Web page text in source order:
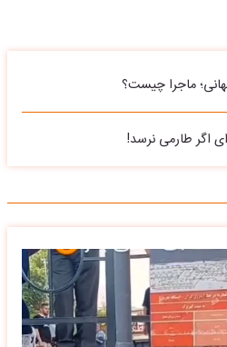
ماجرا چیست؟
اگر طارمی نرسد!